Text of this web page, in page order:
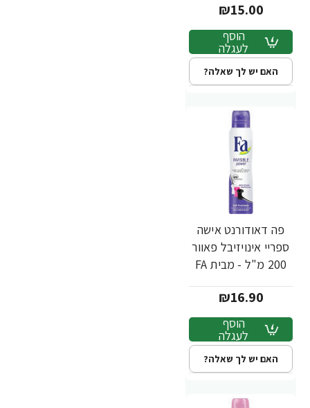
₪15.00
הוסף
לעגלה
האם יש לך שאלה?
פה דאודורנט אישה
ספריי אינויזיבל פאוור
200 מ"ל - מבית FA
₪16.90
הוסף
לעגלה
האם יש לך שאלה?